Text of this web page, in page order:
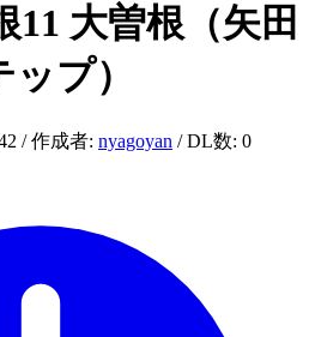
11 大曽根（矢田
プ）
/ 作成者: nyagoyan / DL数: 0